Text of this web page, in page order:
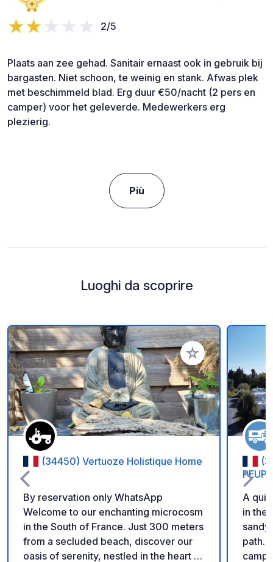
2/5
Plaats aan zee gehad. Sanitair ernaast ook in gebruik bij
bargasten. Niet schoon, te weinig en stank. Afwas plek
met beschimmeld blad. Erg duur €50/nacht (2 pers en
camper) voor het geleverde. Medewerkers erg
plezierig.
Più
Luoghi da scoprire
Aggiungi ai tuoi
(34450) Vertuoze Holistique Home
By reservation only WhatsApp
Welcome to our enchanting microcosm
in the South of France. Just 300 meters
from a secluded beach, discover our
oasis of serenity, nestled in the heart of
A
in the
path. Behind the site, there's a small